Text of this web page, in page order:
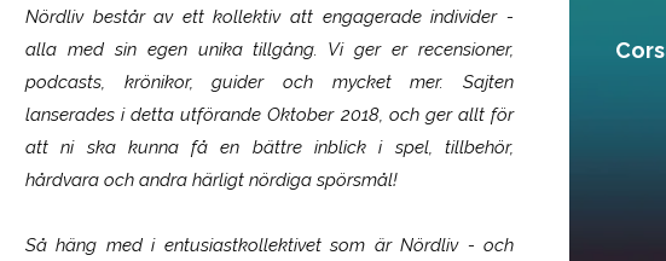
Nördliv består av ett kollektiv att engagerade individer -
alla med sin egen unika tillgång. Vi ger er recensioner,
podcasts, krönikor, guider och mycket mer. Sajten
lanserades i detta utförande Oktober 2018, och ger allt för
att ni ska kunna få en bättre inblick i spel, tillbehör,
hårdvara och andra härligt nördiga spörsmål!
Så häng med i entusiastkollektivet som ärNördliv- och
SCUF Gaming Omega